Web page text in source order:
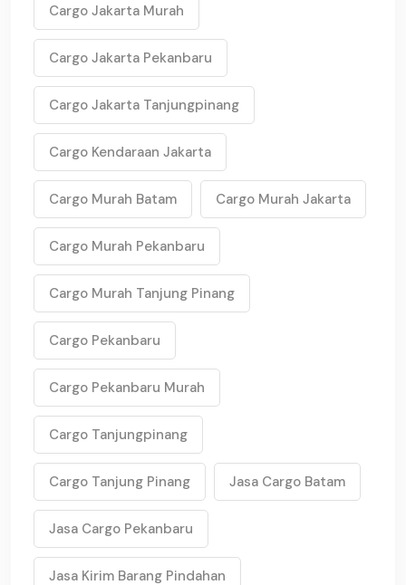
Cargo Jakarta Murah
Cargo Jakarta Pekanbaru
Cargo Jakarta Tanjungpinang
Cargo Kendaraan Jakarta
Cargo Murah Batam Cargo Murah Jakarta
Cargo Murah Pekanbaru
Cargo Murah Tanjung Pinang
Cargo Pekanbaru
Cargo Pekanbaru Murah
Cargo Tanjungpinang
Cargo Tanjung Pinang Jasa Cargo Batam
Jasa Cargo Pekanbaru
Jasa Kirim Barang Pindahan